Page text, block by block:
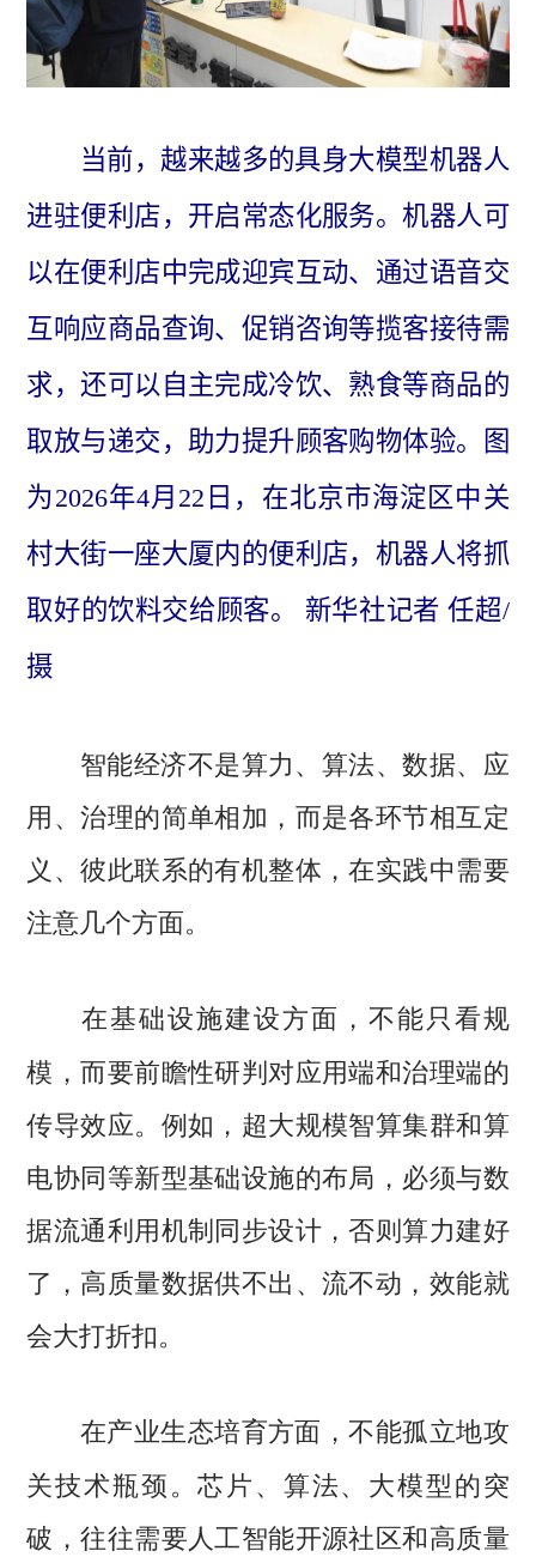
当前，越来越多的具身大模型机器人
进驻便利店，开启常态化服务。机器人可
以在便利店中完成迎宾互动、通过语音交
互响应商品查询、促销咨询等揽客接待需
求，还可以自主完成冷饮、熟食等商品的
取放与递交，助力提升顾客购物体验。图
为2026年4月22日，在北京市海淀区中关
村大街一座大厦内的便利店，机器人将抓
取好的饮料交给顾客。 新华社记者 任超/
摄
智能经济不是算力、算法、数据、应
用、治理的简单相加，而是各环节相互定
义、彼此联系的有机整体，在实践中需要
注意几个方面。
在基础设施建设方面， 不能只看规
模，而要前瞻性研判对应用端和治理端的
传导效应。例如，超大规模智算集群和算
电协同等新型基础设施的布局，必须与数
据流通利用机制同步设计，否则算力建好
了，高质量数据供不出、流不动，效能就
会大打折扣。
在产业生态培育方面，不能孤立地攻
关技术瓶颈。芯片、算法、大模型的突
破，往往需要人工智能开源社区和高质量